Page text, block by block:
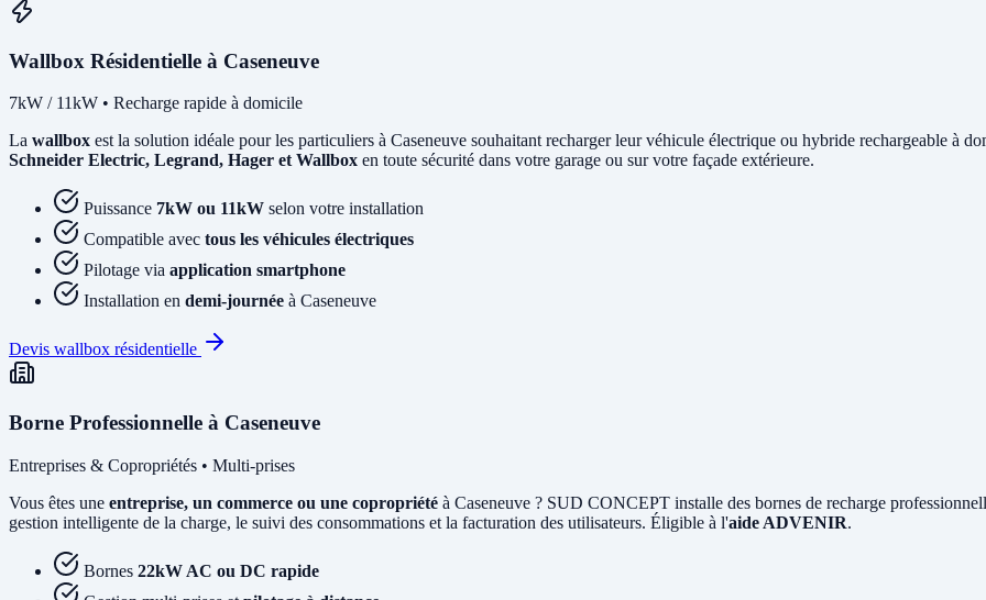
Wallbox Résidentielle à Caseneuve
7kW / 11kW • Recharge rapide à domicile
La wallbox est la solution idéale pour les particuliers à Caseneuve souhaitant recharger leur véhicule électrique ou hybride rechargeable à
Schneider Electric, Legrand, Hager et Wallbox en toute sécurité dans votre garage ou sur votre façade extérieure.
Puissance 7kW ou 11kW selon votre installation
Compatible avec tous les véhicules électriques
Pilotage via application smartphone
Installation en demi-journée à Caseneuve
Devis wallbox résidentielle
Borne Professionnelle à Caseneuve
Entreprises & Copropriétés • Multi-prises
Vous êtes une entreprise, un commerce ou une copropriété à Caseneuve ? SUD CONCEPT installe des bornes de recharge
gestion intelligente de la charge, le suivi des consommations et la facturation des utilisateurs. Éligible à l'aide ADVENIR.
Bornes 22kW AC ou DC rapide